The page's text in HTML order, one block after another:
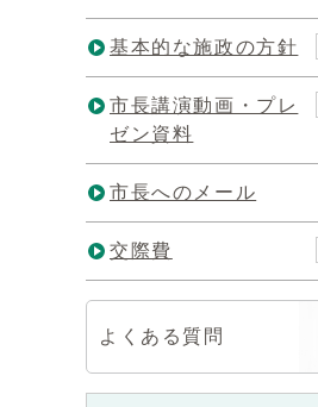
基本的な施政の方針
市長講演動画・プレ
ゼン資料
市長へのメール
交際費
よくある質問